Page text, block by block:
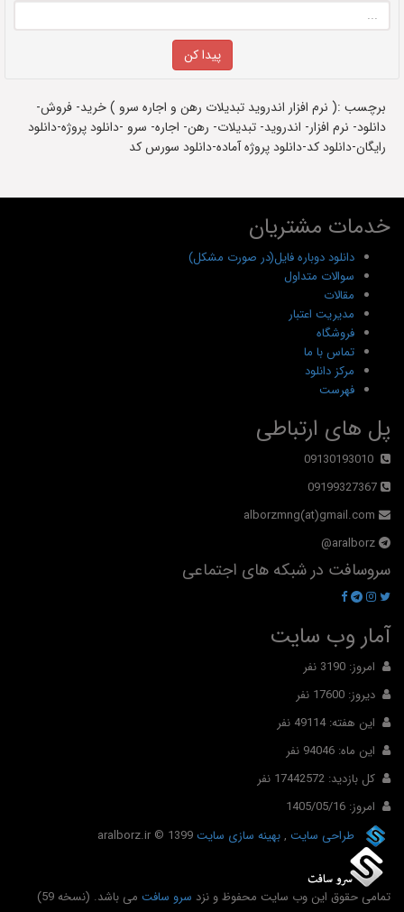
برچسب :( نرم افزار اندرويد تبديلات رهن و اجاره سرو ) خرید- فروش-
دانلود- نرم افزار- اندرويد- تبديلات- رهن- اجاره- سرو -دانلود پروژه-دانلود
رایگان-دانلود کد-دانلود پروژه آماده-دانلود سورس کد
خدمات مشتریان
دانلود دوباره فایل(در صورت مشکل)
سوالات متداول
مقالات
مدیریت اعتبار
فروشگاه
تماس با ما
مرکز دانلود
فهرست
پل های ارتباطی
09130193010
09199327367
alborzmng(at)gmail.com
aralborz@
سروسافت در شبکه های اجتماعی
آمار وب سایت
امروز: 3190 نفر
دیروز: 17600 نفر
این هفته: 49114 نفر
این ماه: 94046 نفر
کل بازدید: 17442572 نفر
امروز: 1405/05/16
طراحی سایت ,بهینه سازی سایت aralborz.ir © 1399
تمامی حقوق این وب سایت محفوظ و نزد سرو سافت می باشد. (نسخه 59)